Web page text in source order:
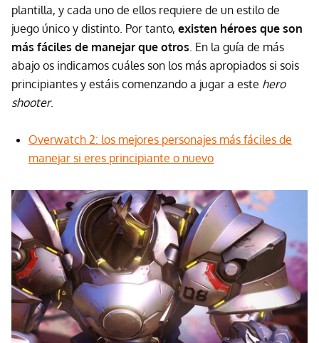
plantilla, y cada uno de ellos requiere de un estilo de
juego único y distinto. Por tanto, existen héroes que son
más fáciles de manejar que otros. En la guía de más
abajo os indicamos cuáles son los más apropiados si sois
principiantes y estáis comenzando a jugar a este hero
shooter.
Overwatch 2: los mejores personajes más fáciles de
manejar si eres principiante o nuevo